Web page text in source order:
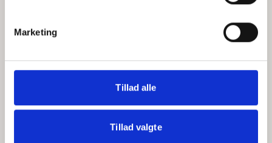
Marketing
Tillad alle
Tillad valgte
Hvem er CEPOS
Medarbejdere
ABCepos
Podcast